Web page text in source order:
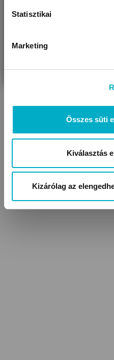
Statisztikai
Marketing
Összes süti
Kiválasztás
Kizárólag az
VÁRANDÓS